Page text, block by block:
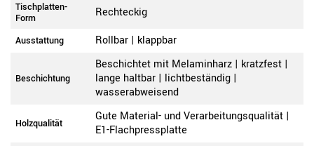
Tischplatten-
Form
Rechteckig
Ausstattung Rollbar | klappbar
Beschichtung
Beschichtet mit Melaminharz | kratzfest |
lange haltbar | lichtbeständig |
wasserabweisend
Holzqualität
Gute Material- und Verarbeitungsqualität |
E1-Flachpressplatte